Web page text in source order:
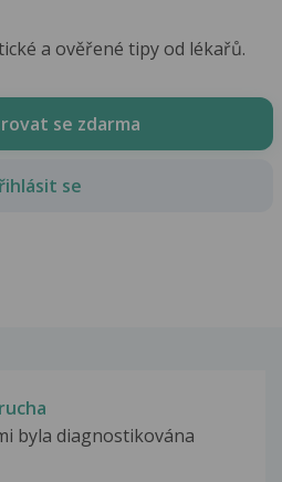
a ověřené tipy od lékařů.
se zdarma
se
byla diagnostikována